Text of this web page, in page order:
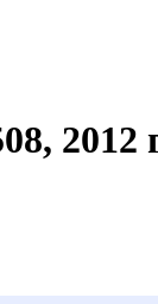
2012